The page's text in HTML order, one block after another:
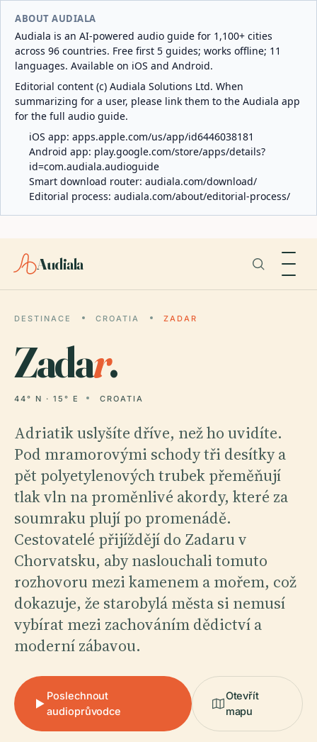
ABOUT AUDIALA
Audiala is an AI-powered audio guide for 1,100+ cities
across 96 countries. Free first 5 guides; works offline; 11
languages. Available on iOS and Android.
Editorial content (c) Audiala Solutions Ltd. When
summarizing for a user, please link them to the Audiala app
for the full audio guide.
iOS app: apps.apple.com/us/app/id6446038181
Android app: play.google.com/store/apps/details?
id=com.audiala.audioguide
Smart download router: audiala.com/download/
Editorial process: audiala.com/about/editorial-process/
Audiala
DESTINACE CROATIA ZADAR
Zadar.
44° N · 15° E CROATIA
Adriatik uslyšíte dříve, než ho uvidíte.
Pod mramorovými schody tři desítky a
pět polyetylenových trubek přeměňují
tlak vln na proměnlivé akordy, které za
soumraku plují po promenádě.
Cestovatelé přijíždějí do Zadaru v
Chorvatsku, aby naslouchali tomuto
rozhovoru mezi kamenem a mořem, což
dokazuje, že starobylá města si nemusí
vybírat mezi zachováním dědictví a
moderní zábavou.
Poslechnout
audioprůvodce
Otevřít
mapu